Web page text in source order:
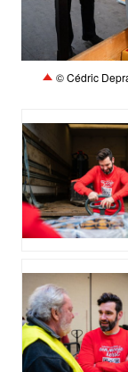
JPG
© Cédric
JPG